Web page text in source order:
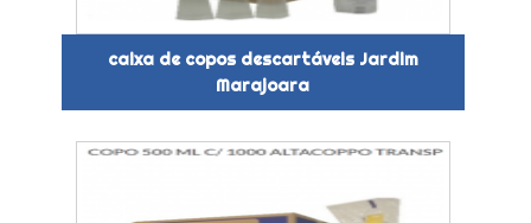
caixa de copos descartáveis Jardim
Marajoara